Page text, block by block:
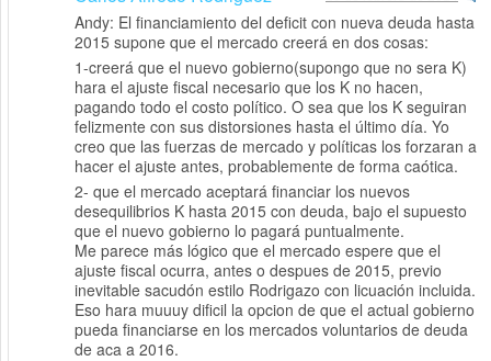
Andy: El financiamiento del deficit con nueva deuda hasta
2015 supone que el mercado creerá en dos cosas:
1-creerá que el nuevo gobierno(supongo que no sera K)
hara el ajuste fiscal necesario que los K no hacen,
pagando todo el costo político. O sea que los K seguiran
felizmente con sus distorsiones hasta el último día. Yo
creo que las fuerzas de mercado y políticas los forzaran a
hacer el ajuste antes, probablemente de forma caótica.
2- que el mercado aceptará financiar los nuevos
desequilibrios K hasta 2015 con deuda, bajo el supuesto
que el nuevo gobierno lo pagará puntualmente.
Me parece más lógico que el mercado espere que el
ajuste fiscal ocurra, antes o despues de 2015, previo
inevitable sacudón estilo Rodrigazo con licuación incluida.
Eso hara muuuy dificil la opcion de que el actual gobierno
pueda financiarse en los mercados voluntarios de deuda
de aca a 2016.